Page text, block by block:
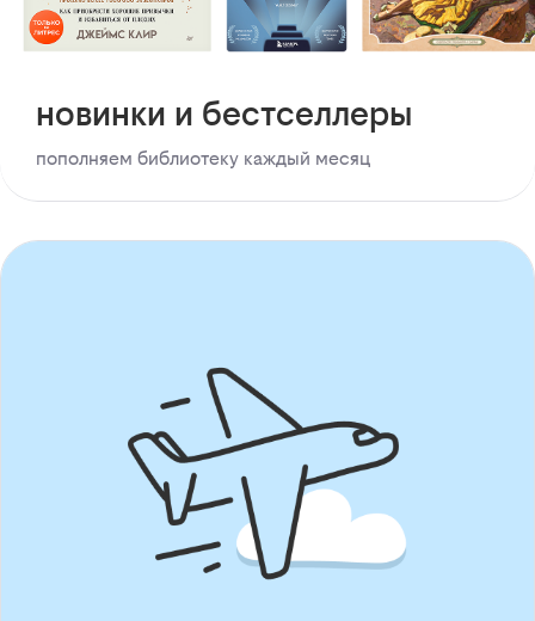
новинки и бестселлеры
пополняем библиотеку каждый месяц